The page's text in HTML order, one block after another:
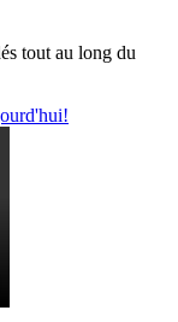
tout au long du